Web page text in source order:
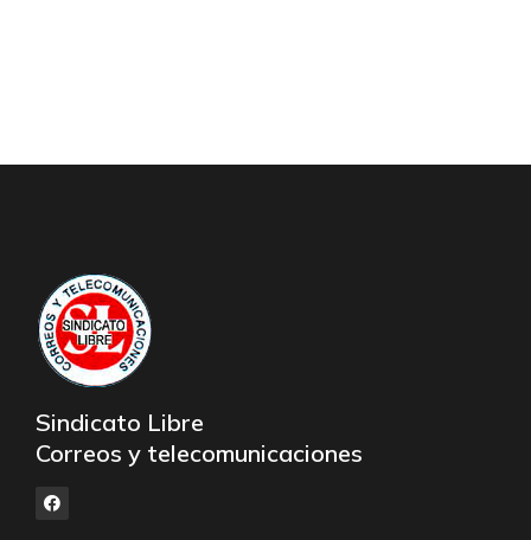
Sindicato Libre
Correos y telecomunicaciones